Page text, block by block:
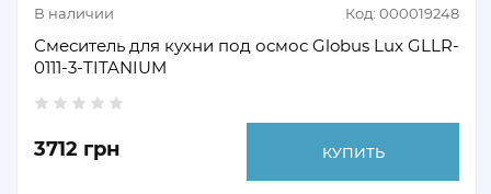
В наличии Код: 000019248
Смеситель для кухни под осмос Globus Lux GLLR-
0111-3-TITANIUM
3712 грн КУПИТЬ